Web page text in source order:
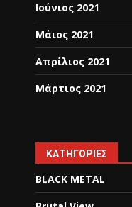
Ιούνιος 2021
Μάιος 2021
Απρίλιος 2021
Μάρτιος 2021
KΑΤΗΓΟΡΊΕΣ
BLACK METAL